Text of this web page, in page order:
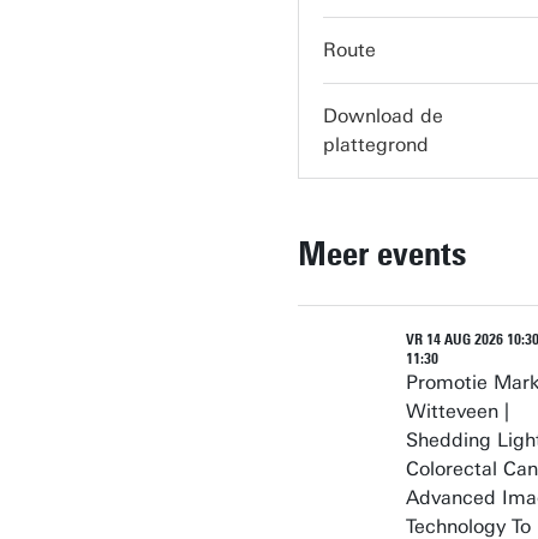
servicedesk-
Route
Download de
plattegrond
Meer events
VR 14 AUG 2026
11:30
Promotie
Witteveen |
Shedding
Colorectal
Advanced
Technology To